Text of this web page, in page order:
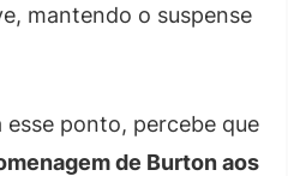
mantendo o suspense
ponto, percebe que
de Burton aos